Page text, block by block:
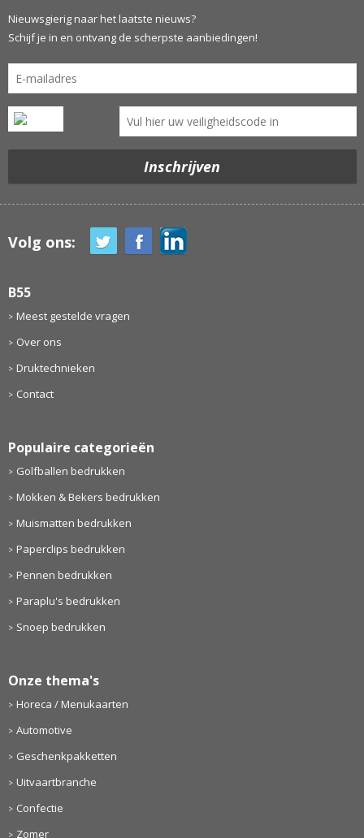
Nieuwsgierig naar het laatste nieuws?
Schijf je in en ontvang de scherpste aanbiedingen!
Volg ons:
B55
Meest gestelde vragen
Over ons
Druktechnieken
Contact
Populaire categorieën
Golfballen bedrukken
Mokken & Bekers bedrukken
Muismatten bedrukken
Paperclips bedrukken
Pennen bedrukken
Paraplu's bedrukken
Snoep bedrukken
Onze thema's
Horeca / Menukaarten
Automotive
Geschenkpakketten
Uitvaartbranche
Confectie
Zomer